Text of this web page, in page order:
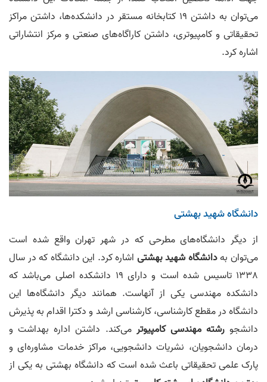
می‌توان به داشتن 19 کتابخانه مستقر در دانشکده‌ها، داشتن مراکز
تحقیقاتی و کامپیوتری، داشتن کاراگاه‌های‌ صنعتی و مرکز انتشاراتی
اشاره کرد.
دانشگاه شهید بهشتی
از دیگر دانشگاه‌های مطرحی که در شهر تهران واقع شده است
می‌توان بهدانشگاه شهید بهشتی اشاره کرد. این دانشگاه که در سال
1338 تاسیس شده است و دارای 19 دانشکده اصلی می‌باشد که
دانشکده مهندسی یکی از آنهاست. همانند دیگر دانشگاه‌ها این
دانشگاه در مقطع کارشناسی، کارشناسی ارشد و دکترا اقدام به پذیرش
دانشجورشته مهندسی کامپیوتر می‌کند. داشتن اداره بهداشت و
درمان دانشجویان، نشریات دانشجویی، مراکز خدمات مشاوره‌ای و
پارک علمی تحقیقاتی باعث شده است که دانشگاه بهشتی به یکی از